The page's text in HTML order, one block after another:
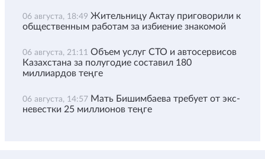
06 августа, 18:49 Жительницу Актау приговорили к
общественным работам за избиение знакомой
06 августа, 21:11 Объем услуг СТО и автосервисов
Казахстана за полугодие составил 180
миллиардов теңге
06 августа, 14:57 Мать Бишимбаева требует от экс-
невестки 25 миллионов теңге